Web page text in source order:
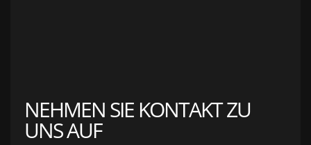
NEHMEN SIE KONTAKT ZU
UNS AUF